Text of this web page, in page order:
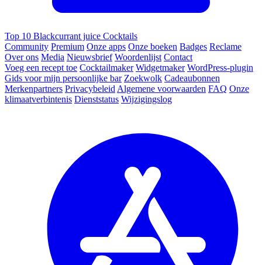
Top 10 Blackcurrant juice Cocktails
Community Premium Onze apps Onze boeken Badges Reclame
Over ons Media Nieuwsbrief Woordenlijst Contact
Voeg een recept toe Cocktailmaker Widgetmaker WordPress-plugin
Gids voor mijn persoonlijke bar Zoekwolk Cadeaubonnen
Merkenpartners Privacybeleid Algemene voorwaarden FAQ Onze
klimaatverbintenis Dienststatus Wijzigingslog